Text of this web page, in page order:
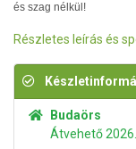
és szag nélkül!
Részletes leírás és
Budaörs
Átvehető